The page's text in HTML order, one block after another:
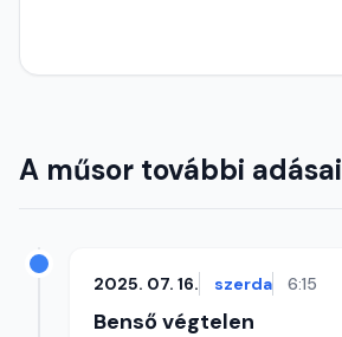
A műsor további adásai
2025. 07. 16. szerda 6:15
Benső végtelen